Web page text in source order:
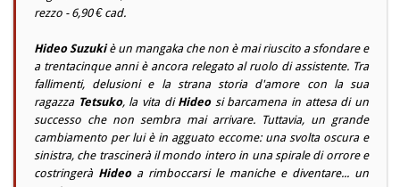
rezzo - 6,90 € cad.
Hideo Suzukiè un mangakache non è mai riuscito a sfondare e
a trentacinque anni è ancora relegato al ruolo di assistente. Tra
fallimenti, delusioni e la strana storia d'amore con la sua
ragazza Tetsuko, la vita di Hideosi barcamena in attesa di un
successo che non sembra mai arrivare. Tuttavia, un grande
cambiamento per lui è in agguato eccome: una svolta oscura e
sinistra, che trascinerà il mondo intero in una spirale di orrore e
costringerà Hideoa rimboccarsi le maniche e diventare... un